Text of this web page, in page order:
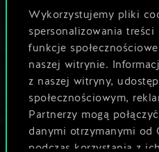
Wykorzystujemy pliki
spersonalizowania
funkcje
naszej witrynie.
z naszej witryny,
społecznościowym,
Partnerzy mogą
danymi otrzymanymi od
podczas korzystania z
Nazwij talię i